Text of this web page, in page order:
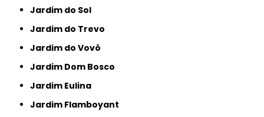
Jardim do Sol
Jardim do Trevo
Jardim do Vovô
Jardim Dom Bosco
Jardim Eulina
Jardim Flamboyant